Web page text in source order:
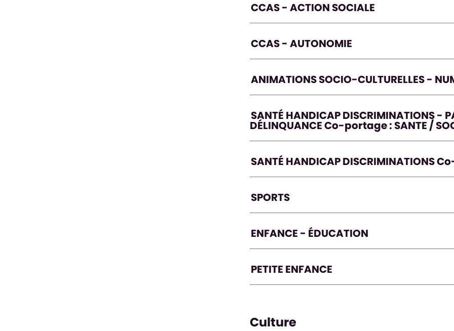
CCAS - ACTION SOCIALE
CCAS - AUTONOMIE
ANIMATIONS SOCIO-CULTURELLES -
SANTÉ HANDICAP DISCRIMINATIONS -
DÉLINQUANCE Co-portage : SANTE /
SANTÉ HANDICAP DISCRIMINATIONS
SPORTS
ENFANCE - ÉDUCATION
PETITE ENFANCE
Culture